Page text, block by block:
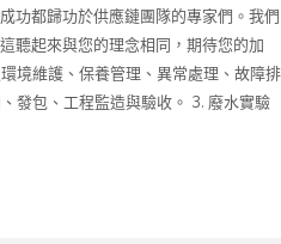
功都歸功於供應鏈團隊的專家們。我們
聽起來與您的理念相同，期待您的加
境維護、保養管理、異常處理、故障排
發包、工程監造與驗收。 3. 廢水實驗